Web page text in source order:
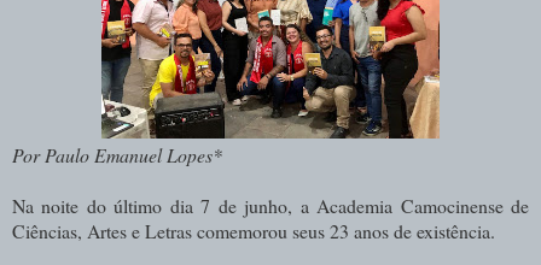
Por Paulo Emanuel Lopes*
Na noite do último dia 7 de junho, a Academia Camocinense de
Ciências, Artes e Letras comemorou seus 23 anos de existência.